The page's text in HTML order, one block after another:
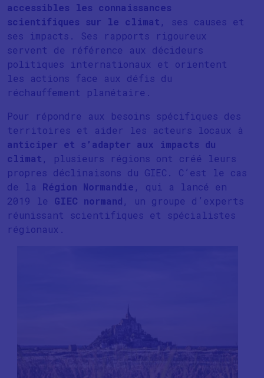
accessibles les connaissances
scientifiques sur le climat , ses causes et
ses impacts. Ses rapports rigoureux
servent de référence aux décideurs
politiques internationaux et orientent
les actions face aux défis du
réchauffement planétaire.
Pour répondre aux besoins spécifiques des
territoires et aider les acteurs locaux à
anticiper et s’adapter aux impacts du
climat , plusieurs régions ont créé leurs
propres déclinaisons du GIEC. C’est le cas
de la Région Normandie , qui a lancé en
2019 le GIEC normand , un groupe d’experts
réunissant scientifiques et spécialistes
régionaux.